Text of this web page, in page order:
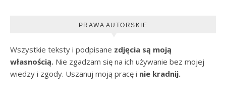
PRAWA AUTORSKIE
Wszystkie teksty i podpisane zdjęcia są moją
własnością. Nie zgadzam się na ich używanie bez mojej
wiedzy i zgody. Uszanuj moją pracę i nie kradnij.